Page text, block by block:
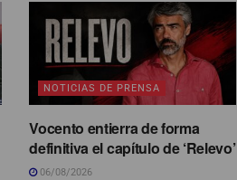
NOTICIAS DE PRENSA
Vocento entierra de forma
definitiva el capítulo de ‘Relevo’
06/08/2026